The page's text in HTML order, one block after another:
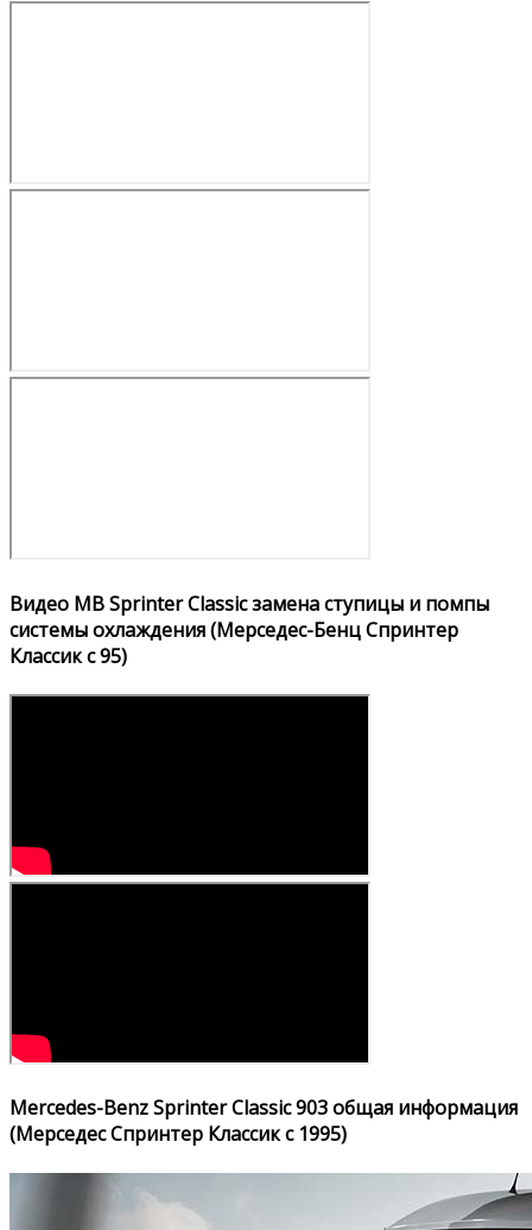
Видео MB Sprinter Classic замена ступицы и помпы
системы охлаждения (Мерседес-Бенц Спринтер
Классик с 95)
Mercedes-Benz Sprinter Classic 903 общая информация
(Мерседес Спринтер Классик с 1995)